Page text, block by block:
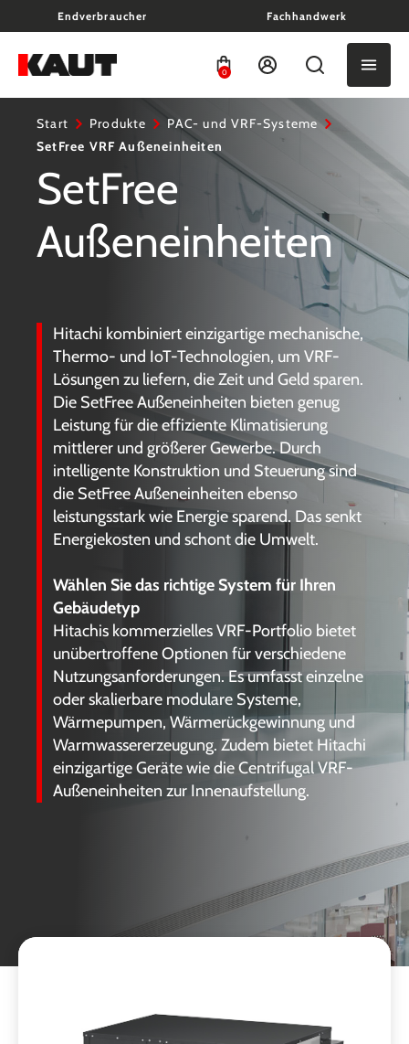
springenEndverbraucher Fachhandwerk
0
Start Produkte
PAC- und VRF-Systeme
SetFree VRF Außeneinheiten
SetFree
Außeneinheiten
Hitachi kombiniert einzigartige mechanische,
Thermo- und IoT-Technologien, um VRF-
Lösungen zu liefern, die Zeit und Geld sparen.
Die SetFree Außeneinheiten bieten genug
Leistung für die effiziente Klimatisierung
mittlerer und größerer Gewerbe. Durch
intelligente Konstruktion und Steuerung sind
die SetFree Außeneinheiten ebenso
leistungsstark wie Energie sparend. Das senkt
Energiekosten und schont die Umwelt.
Wählen Sie das richtige System für Ihren
Gebäudetyp
Hitachis kommerzielles VRF-Portfolio bietet
unübertroffene Optionen für verschiedene
Nutzungsanforderungen. Es umfasst einzelne
oder skalierbare modulare Systeme,
Wärmepumpen, Wärmerückgewinnung und
Warmwassererzeugung. Zudem bietet Hitachi
einzigartige Geräte wie die Centrifugal VRF-
Außeneinheiten zur Innenaufstellung.